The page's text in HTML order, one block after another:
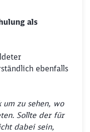
als
ebenfalls
zu sehen, wo
Sollte der für
dabei sein,
Schließen